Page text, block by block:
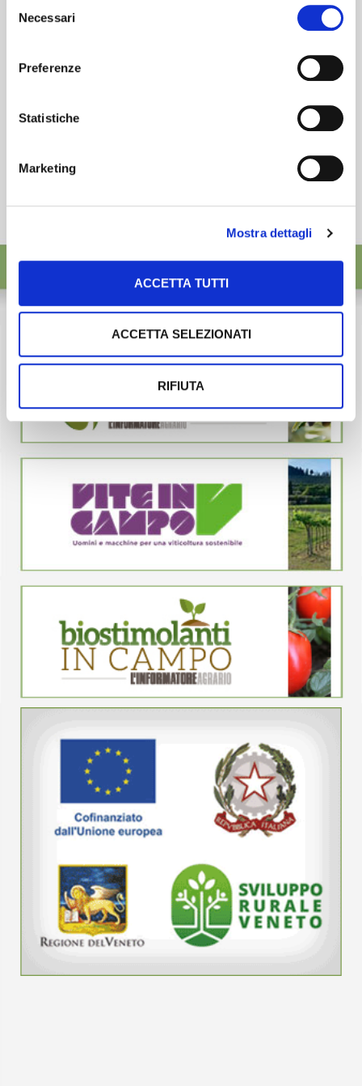
desideri accettare e cliccando ACCETTA SELEZIONATI.
delNecessari
Preferenze
Statistiche
Marketing
Mostra dettagli
ACCETTA TUTTI
ACCETTA SELEZIONATI
RIFIUTA